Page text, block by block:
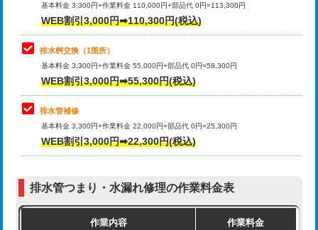
マス交換（深さ50㎝以上）
コンクリート斫り（厚さ10㎝まで）
コンクリート斫り（厚さ10㎝超え）
モルタル補修（厚さ10㎝まで）
モルタル補修（厚さ10㎝超え）
追加人工 16,500円
現場見積
交換・取付（タンク）
交換・取付(単水栓（壁付・デッキ
式）)
交換・取付(混合水栓（壁付・デッキ
式・ワンホール）)
16,500円+材料費
交換・取付(排水栓・排水トラップ
交換・取付（その他部品） 11,000円+材料費
持込商品取付（単水栓） 13,200円
基本料金 3,300円+作業料金 110,000円+部品代 0円=113,300円
WEB割引3,000円➡110,300円(税込)
排水桝交換（1箇所）
基本料金 3,300円+作業料金 55,000円+部品代 0円=58,300円
WEB割引3,000円➡55,300円(税込)
排水管補修
基本料金 3,300円+作業料金 22,000円+部品代 0円=25,300円
WEB割引3,000円➡22,300円(税込)
排水管つまり・水漏れ修理の作業料金表
作業内容 作業料金